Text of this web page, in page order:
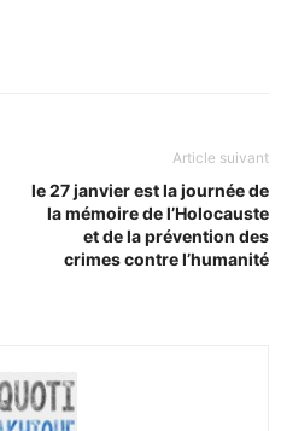
Article suivant
le 27 janvier est la journée de
la mémoire de l’Holocauste
et de la prévention des
crimes contre l’humanité